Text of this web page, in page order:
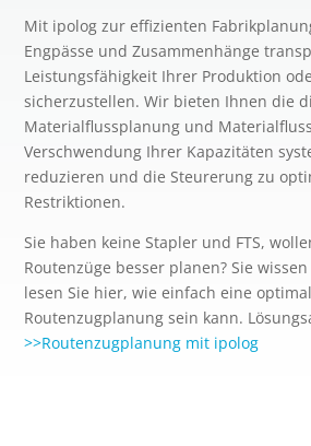
Mit ipolog zur effizienten
Engpässe und Zusammenhänge
Leistungsfähigkeit Ihrer Produktion
sicherzustellen. Wir bieten Ihnen die
Materialflussplanung und
Verschwendung Ihrer Kapazitäten
reduzieren und die Steurerung zu
Restriktionen.
Sie haben keine Stapler und FTS,
Routenzüge besser planen? Sie
lesen Sie hier, wie einfach eine
Routenzugplanung sein kann.
>>Routenzugplanung mit ipolog